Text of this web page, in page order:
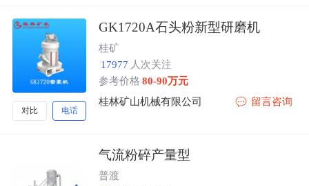
对比 电话
GK1720A石头粉新型研磨机
桂矿
17977 人次关注
参考价格 80-90万元
桂林矿山机械有限公司
留言咨询
气流粉碎产量型
普渡